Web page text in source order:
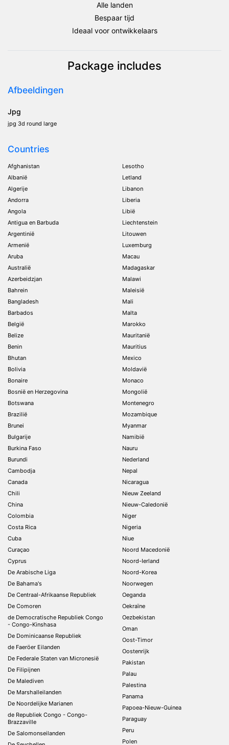
Alle landen
Bespaar tijd
Ideaal voor ontwikkelaars
Package includes
Afbeeldingen
Jpg
jpg 3d round large
Countries
Afghanistan
Albanië
Algerije
Andorra
Angola
Antigua en Barbuda
Argentinië
Armenië
Aruba
Australië
Azerbeidzjan
Bahrein
Bangladesh
Barbados
België
Belize
Benin
Bhutan
Bolivia
Bonaire
Bosnië en Herzegovina
Botswana
Brazilië
Brunei
Bulgarije
Burkina Faso
Burundi
Cambodja
Canada
Chili
China
Colombia
Costa Rica
Cuba
Curaçao
Cyprus
De Arabische Liga
De Bahama's
De Centraal-Afrikaanse Republiek
De Comoren
de Democratische Republiek Congo
- Congo-Kinshasa
De Dominicaanse Republiek
de Faeröer Eilanden
De Federale Staten van Micronesië
De Filipijnen
De Malediven
De Marshalleilanden
De Noordelijke Marianen
de Republiek Congo - Congo-
Brazzaville
De Salomonseilanden
Lesotho
Letland
Libanon
Liberia
Libië
Liechtenstein
Litouwen
Luxemburg
Macau
Madagaskar
Malawi
Maleisië
Mali
Malta
Marokko
Mauritanië
Mauritius
Mexico
Moldavië
Monaco
Mongolië
Montenegro
Mozambique
Myanmar
Namibië
Nauru
Nederland
Nepal
Nicaragua
Nieuw Zeeland
Nieuw-Caledonië
Niger
Nigeria
Niue
Noord Macedonië
Noord-Ierland
Noord-Korea
Noorwegen
Oeganda
Oekraïne
Oezbekistan
Oman
Oost-Timor
Oostenrijk
Pakistan
Palau
Palestina
Panama
Papoea-Nieuw-Guinea
Paraguay
Peru
Polen